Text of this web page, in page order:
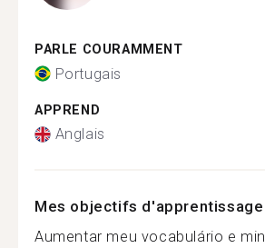
PARLE COURAMMENT
Portugais
APPREND
Anglais
Mes objectifs d'apprentissage
Aumentar meu vocabulário e